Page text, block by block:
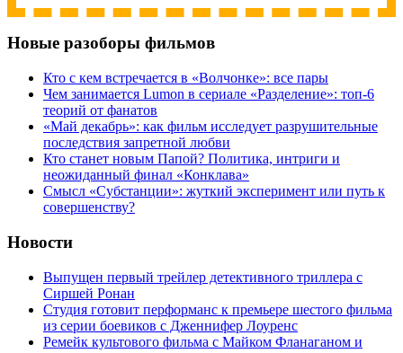
Новые разоборы фильмов
Кто с кем встречается в «Волчонке»: все пары
Чем занимается Lumon в сериале «Разделение»: топ-6
теорий от фанатов
«Май декабрь»: как фильм исследует разрушительные
последствия запретной любви
Кто станет новым Папой? Политика, интриги и
неожиданный финал «Конклава»
Cмысл «Субстанции»: жуткий эксперимент или путь к
совершенству?
Новости
Выпущен первый трейлер детективного триллера с
Сиршей Ронан
Студия готовит перформанс к премьере шестого фильма
из серии боевиков с Дженнифер Лоуренс
Ремейк культового фильма с Майком Фланаганом и